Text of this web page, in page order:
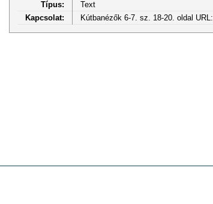
Típus:
Text
Kapcsolat:
Kútbanézők 6-7. sz. 18-20. oldal URL: